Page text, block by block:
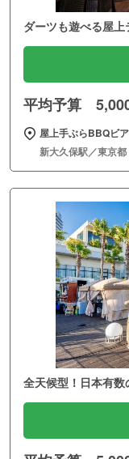
ダーツも遊べる屋
平均予算
屋上手ぶらBBQビ
新大久保駅／東京都
全天候型！日本有